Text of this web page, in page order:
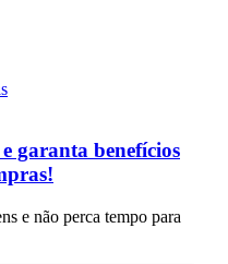
garanta benefícios
e não perca tempo para